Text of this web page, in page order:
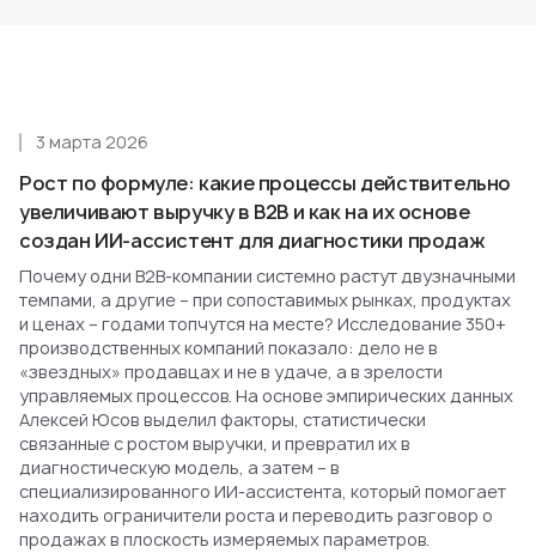
Рост по формуле: какие процессы действительно
увеличивают выручку в B2B и как на их основе
создан ИИ-ассистент для диагностики продаж
3 марта 2026
Почему одни B2B-компании системно растут двузначными
темпами, а другие – при сопоставимых рынках, продуктах
и ценах – годами топчутся на месте? Исследование 350+
производственных компаний показало: дело не в
«звездных» продавцах и не в удаче, а в зрелости
управляемых процессов. На основе эмпирических данных
Алексей Юсов выделил факторы, статистически
связанные с ростом выручки, и превратил их в
диагностическую модель, а затем – в
специализированного ИИ-ассистента, который помогает
находить ограничители роста и переводить разговор о
продажах в плоскость измеряемых параметров.